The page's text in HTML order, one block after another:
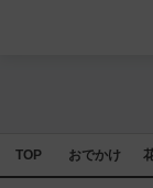
TOP おでかけ